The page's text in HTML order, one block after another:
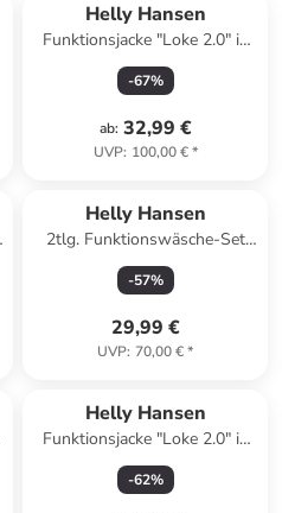
Helly Hansen
Funktionsjacke "Loke 2.0" in
Lachs
-67%
ab: 32,99 €
UVP: 100,00 €*
Helly Hansen
2tlg. Funktionswäsche-Set
"Lifa" in Dunkelblau
-57%
29,99 €
UVP: 70,00 €*
Helly Hansen
Funktionsjacke "Loke 2.0" in
Schwarz
-62%